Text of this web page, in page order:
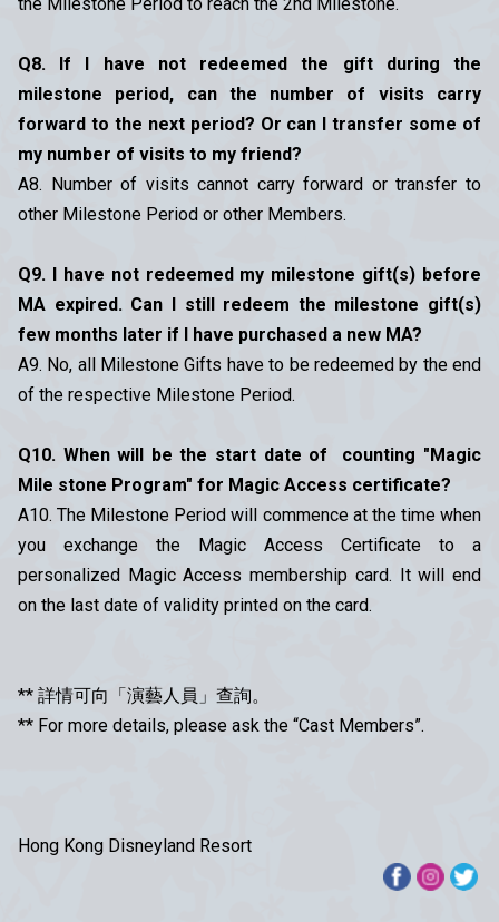
Q8. If I have not redeemed the gift during the
milestone period, can the number of visits carry
forward to the next period? Or can I transfer some of
my number of visits to my friend?
A8. Number of visits cannot carry forward or transfer to
other Milestone Period or other Members.
Q9. I have not redeemed my milestone gift(s) before
MA expired. Can I still redeem the milestone gift(s)
few months later if I have purchased a new MA?
A9. No, all Milestone Gifts have to be redeemed by the end
of the respective Milestone Period.
Q10. When will be the start date of counting "Magic
Mile stone Program" for Magic Access certificate?
A10. The Milestone Period will commence at the time when
you exchange the Magic Access Certificate to a
personalized Magic Access membership card. It will end
on the last date of validity printed on the card.
** 詳情可向「演藝人員」查詢。
** For more details, please ask the “Cast Members”.
Hong Kong Disneyland Resort